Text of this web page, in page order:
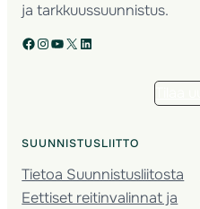
ja tarkkuussuunnistus.
Facebook Instagram YouTube X LinkedIn
SUUNNISTUSLIITTO
Tietoa Suunnistusliitosta
Eettiset reitinvalinnat ja